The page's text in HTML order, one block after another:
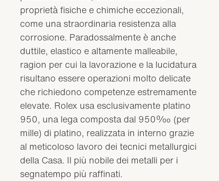
proprietà fisiche e chimiche eccezionali,
come una straordinaria resistenza alla
corrosione. Paradossalmente è anche
duttile, elastico e altamente malleabile,
ragion per cui la lavorazione e la lucidatura
risultano essere operazioni molto delicate
che richiedono competenze estremamente
elevate. Rolex usa esclusivamente platino
950, una lega composta dal 950‰ (per
mille) di platino, realizzata in interno grazie
al meticoloso lavoro dei tecnici metallurgici
della Casa. Il più nobile dei metalli per i
segnatempo più raffinati.